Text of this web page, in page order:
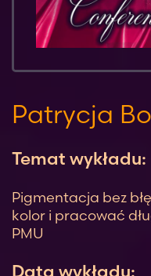
Patrycja
Temat wykładu:
Pigmentacja bez
kolor i pracować
PMU
Data wykładu: